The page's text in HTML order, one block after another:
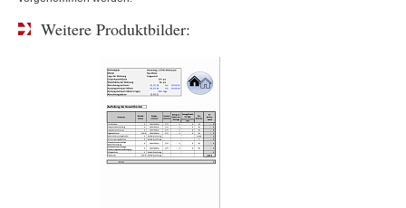
Weitere Produktbilder: